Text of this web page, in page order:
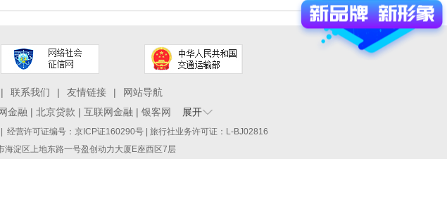
| 联系我们 | 友情链接 |
网站导航
金融 | 北京贷款 | 互联网金融 | 银客网 展开
营许可证编号：京ICP证160290号 | 旅行社业务许可证：L-BJ02816
淀区上地东路一号盈创动力大厦E座西区7层